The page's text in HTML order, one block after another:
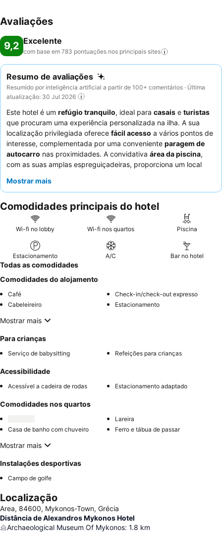
Avaliações
9,2 Excelente
com base em 783 pontuações nos principais sites
Resumo de avaliações
Resumido por inteligência artificial a partir de 100+ comentários · Última
atualização: 30 Jul 2026
Este hotel é um refúgio tranquilo, ideal para casais e turistas
que procuram uma experiência personalizada na ilha. A sua
localização privilegiada oferece fácil acesso a vários pontos de
interesse, complementada por uma conveniente paragem de
autocarro nas proximidades. A convidativa área da piscina,
com as suas amplas espreguiçadeiras, proporciona um local
funcionários atenciosos e amáveis
confortável, considere solicitar um quarto com um design
moderno para um conforto ideal.
Mostrar mais
Comodidades principais do hotel
Wi-fi no lobby Wi-fi nos quartos Piscina
Estacionamento A/C Bar no hotel
Todas as comodidades
Comodidades do alojamento
Café
Check-in/check-out expresso
Cabeleireiro
Estacionamento
Mostrar mais
Para crianças
Serviço de babysitting Refeições para crianças
Acessibilidade
Acessível a cadeira de rodas Estacionamento adaptado
Comodidades nos quartos
Lareira
Casa de banho com chuveiro
Ferro e tábua de passar
Mostrar mais
Instalações desportivas
Campo de golfe
Localização
Area, 84600, Mykonos-Town, Grécia
Distância de Alexandros Mykonos Hotel
Archaeological Museum Of Mykonos: 1.8 km